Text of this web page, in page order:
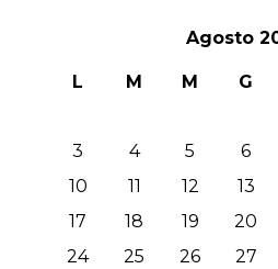
Agosto
L M M G
3
4 5 6
10
11 12 13
17
18 19 20
24
25 26 27